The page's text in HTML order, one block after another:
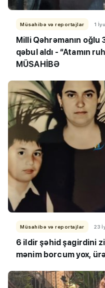
Müsahibə və reportajlar 1
Milli Qəhrəmanın
qəbul aldı - “Atamın
MÜSAHİBƏ
Müsahibə və reportajlar 23
6 ildir şəhid şagirdini
mənim borcum yox,